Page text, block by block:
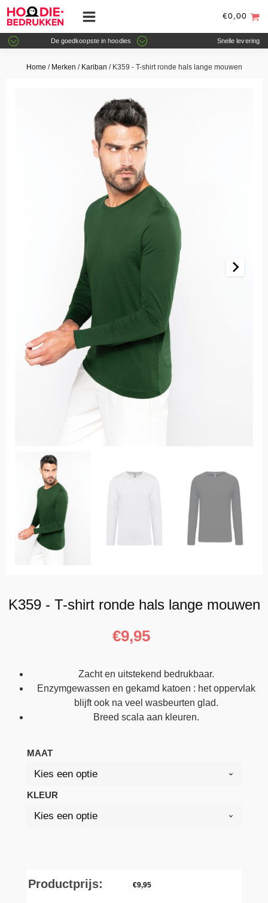
€0,00
De goedkoopste in hoodies Snelle levering
Home / Merken / Kariban / K359 - T-shirt ronde hals lange mouwen
K359 - T-shirt ronde hals lange mouwen
€9,95
Zacht en uitstekend bedrukbaar.
Enzymgewassen en gekamd katoen : het oppervlak
blijft ook na veel wasbeurten glad.
Breed scala aan kleuren.
MAAT
KLEUR
Productprijs: €9,95